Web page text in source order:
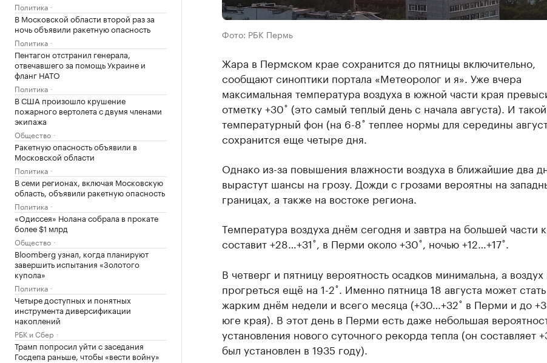
Политика
В Московской области второй раз за
ночь объявили ракетную опасность
Политика
Пентагон отстранил генерала,
отвечавшего за помощь Украине и
фланг НАТО
Политика
В США произошло крушение
пожарного вертолета с двумя членами
экипажа
Общество
Ракетную опасность объявили в
Московской области
Политика
В семи регионах, включая Московскую
область, объявили ракетную опасность
Политика
«Одиссея» Нолана собрала в прокате
более $1 млрд
Общество
Bloomberg узнал, когда планируют
завершить испытания «Золотого
купола»
Политика
Четыре доступных и понятных
инструмента диверсификации
накоплений
РБК и Сбер
Трамп попросил уйти с заседания
Госдепа раньше, чтобы «вести войну»
Фото: РБК Пермь
Жара в Пермском крае сохранится до пятницы включительно,
сообщают синоптики портала «Метеоролог и я». Уже вчера
максимальная температура воздуха в южной части края
отметку +30˚ (это самый теплый день с начала августа). И такой
температурный фон (на 6-8˚ теплее нормы для середины
сохранится еще четыре дня.
Однако из-за повышения влажности воздуха в ближайшие два
вырастут шансы на грозу. Дожди с грозами вероятны на
границах, а также на востоке региона.
Температура воздуха днём сегодня и завтра на большей части
составит +28…+31˚, в Перми около +30˚, ночью +12…+17˚.
В четверг и пятницу вероятность осадков минимальна, а
прогреться ещё на 1-2˚. Именно пятница 18 августа может
жарким днём недели и всего месяца (+30…+32˚ в Перми и до
юге края). В этот день в Перми есть даже небольшая
установления нового суточного рекорда тепла (он составляет
был установлен в 1935 году).